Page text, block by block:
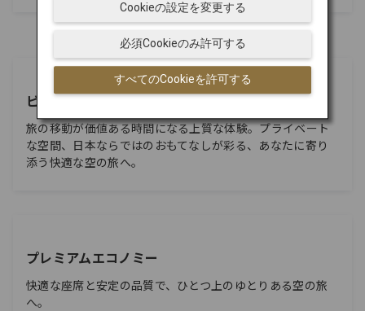
ビジネスクラス
旅の移動が価値ある時間になる上質な体験。プライベート
な空間、日本ならではのおもてなしが彩る、あなたに寄り
添う快適な空の旅へ。
プレミアムエコノミー
快適な座席と安定の品質で、ひとつ上のゆとりある空の旅
へ。
すべてのCookieを許可する
必須Cookieのみ許可する
Cookieの設定を変更する